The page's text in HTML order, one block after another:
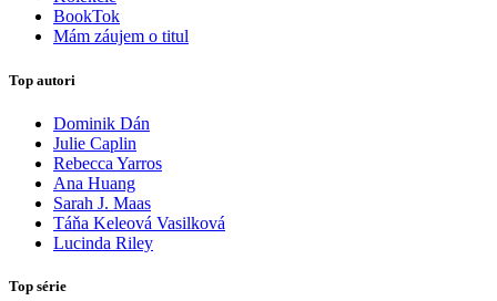
BookTok
Mám záujem o titul
Top autori
Dominik Dán
Julie Caplin
Rebecca Yarros
Ana Huang
Sarah J. Maas
Táňa Keleová Vasilková
Lucinda Riley
Top série